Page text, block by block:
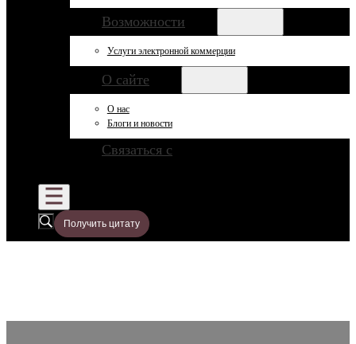
Возможности
Услуги электронной коммерции
О сайте
О нас
Блоги и новости
Связаться с
Получить цитату